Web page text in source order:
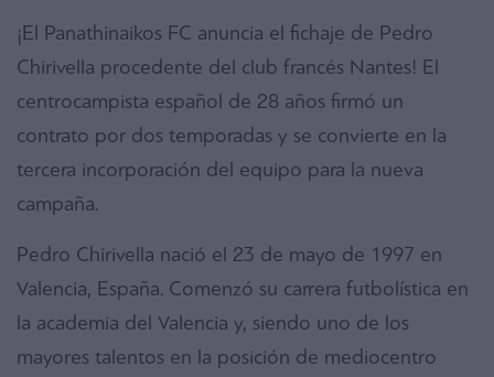
¡El Panathinaikos FC anuncia el fichaje de Pedro
Chirivella procedente del club francés Nantes! El
centrocampista español de 28 años firmó un
contrato por dos temporadas y se convierte en la
tercera incorporación del equipo para la nueva
campaña.
Pedro Chirivella nació el 23 de mayo de 1997 en
Valencia, España. Comenzó su carrera futbolística en
la academia del Valencia y, siendo uno de los
mayores talentos en la posición de mediocentro